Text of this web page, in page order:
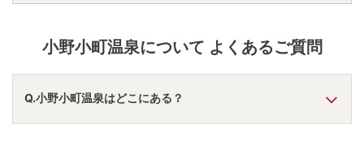
小野小町温泉について よくあるご質問
Q.小野小町温泉はどこにある？